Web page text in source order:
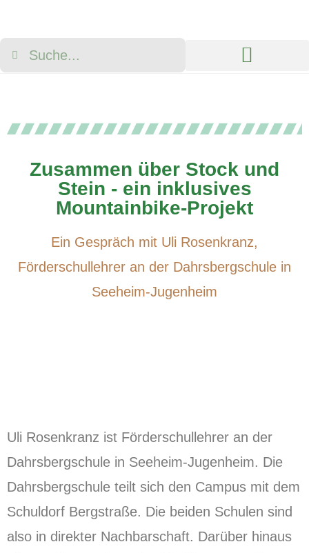
Zusammen über Stock und
Stein - ein inklusives
Mountainbike-Projekt
Ein Gespräch mit Uli Rosenkranz,
Förderschullehrer an der Dahrsbergschule in
Seeheim-Jugenheim
Uli Rosenkranz ist Förderschullehrer an der
Dahrsbergschule in Seeheim-Jugenheim. Die
Dahrsbergschule teilt sich den Campus mit dem
Schuldorf Bergstraße. Die beiden Schulen sind
also in direkter Nachbarschaft. Darüber hinaus